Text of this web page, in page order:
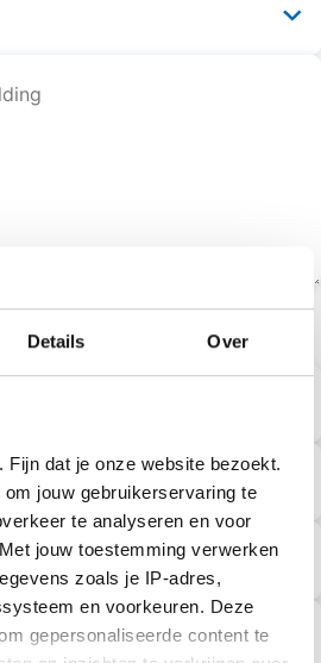
Details Over
Fijn dat je onze website bezoekt.
jouw gebruikerservaring te
te analyseren en voor
jouw toestemming verwerken
zoals je IP-adres,
en voorkeuren. Deze
gepersonaliseerde content te